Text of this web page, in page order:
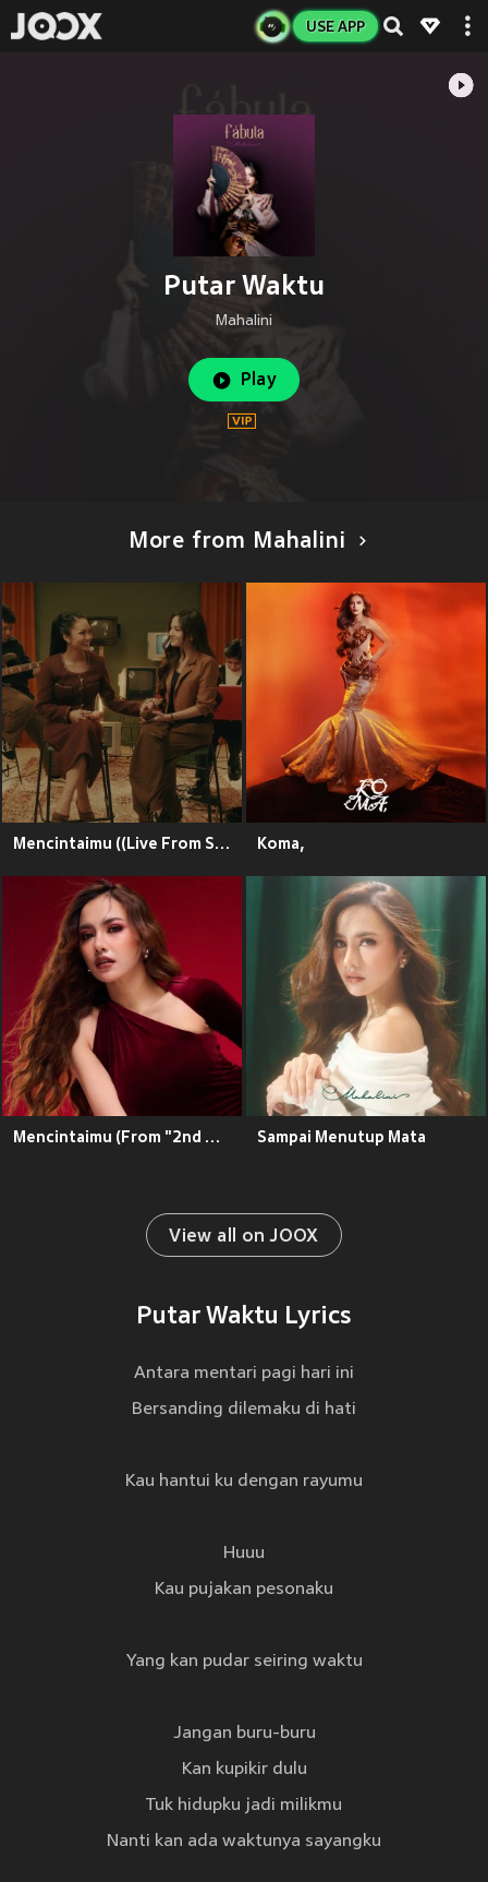
USE APP
Putar Waktu
Mahalini
Play
More from Mahalini
Mencintaimu ((Live From See You On Wednesday)) Koma,
Mencintaimu (From "2nd Miracle in Cell No.7") Sampai Menutup Mata
View all on JOOX
Putar Waktu Lyrics
Antara mentari pagi hari ini
Bersanding dilemaku di hati
Kau hantui ku dengan rayumu
Huuu
Kau pujakan pesonaku
Yang kan pudar seiring waktu
Jangan buru-buru
Kan kupikir dulu
Tuk hidupku jadi milikmu
Nanti kan ada waktunya sayangku